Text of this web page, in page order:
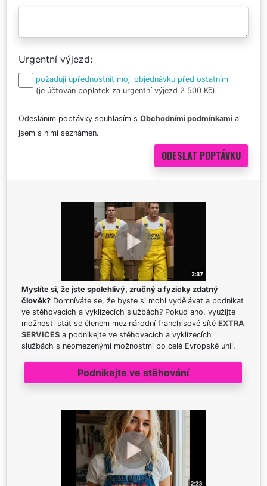
Urgentní výjezd
požaduji upřednostnit moji objednávku před ostatními
(je účtován poplatek za urgentní výjezd 2 500 Kč)
Odesláním poptávky souhlasím s Obchodními podmínkami a
jsem s nimi seznámen.
Myslíte si, že jste spolehlivý, zručný a fyzicky zdatný
člověk? Domníváte se, že byste si mohl vydělávat a podnikat
ve stěhovacích a vyklízecích službách? Pokud ano, využijte
možnosti stát se členem mezinárodní franchisové sítě EXTRA
SERVICES a podnikejte ve stěhovacích a vyklízecích
službách s neomezenými možnostmi po celé Evropské unii.
Podnikejte ve stěhování